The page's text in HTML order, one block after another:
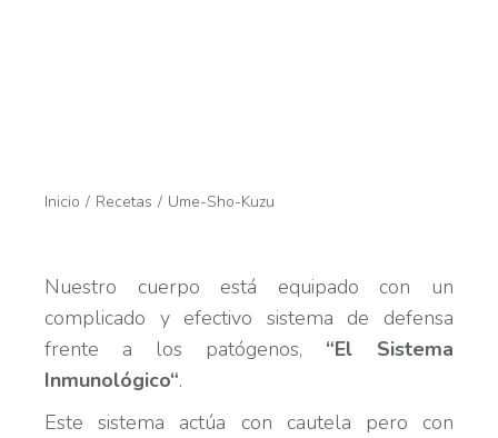
Estás aquí:
Inicio Recetas Ume-Sho-Kuzu
Nuestro cuerpo está equipado con un
complicado y efectivo sistema de defensa
frente a los patógenos, “El Sistema
Inmunológico“.
Este sistema actúa con cautela pero con